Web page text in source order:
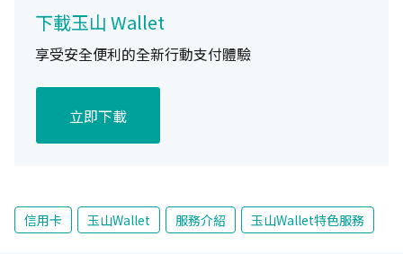
下載玉山 Wallet
享受安全便利的全新行動支付體驗
立即下載
信用卡 玉山Wallet 服務介紹 玉山Wallet特色服務